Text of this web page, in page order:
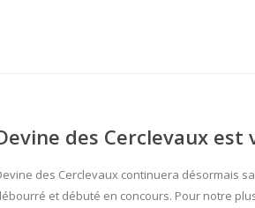
des Cerclevaux est
des Cerclevaux continuera désormais
et débuté en concours. Pour notre